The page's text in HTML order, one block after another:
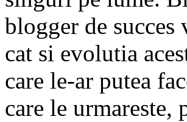
blogger de
cat si evolutia
care le-ar putea
care le urmareste,